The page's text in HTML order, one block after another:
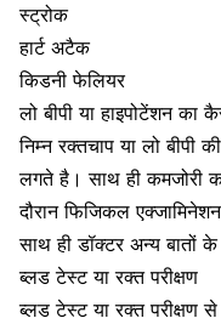
स्ट्रोक
हार्ट अटैक
किडनी फेलियर
लो बीपी या हाइपोटेंशन का
निम्न रक्तचाप या लो बीपी
लगते है। साथ ही कमजोरी
दौरानफिजिकल
साथ ही डॉक्टर अन्य बातों
ब्लड टेस्ट या रक्त परीक्षण
ब्लड टेस्ट या रक्त परीक्षण